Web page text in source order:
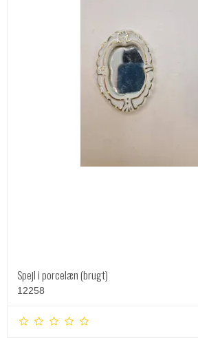
Spejl i porcelæn (brugt)
12258